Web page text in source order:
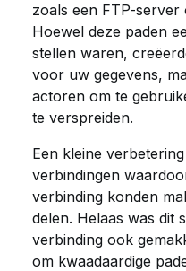
zoals een FTP-
Hoewel deze paden
stellen waren,
voor uw gegevens,
actoren om te
te verspreiden.
Een kleine
verbindingen
verbinding konden
delen. Helaas was dit
verbinding ook
om kwaadaardige